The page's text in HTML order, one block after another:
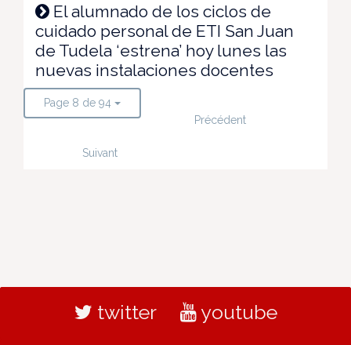
El alumnado de los ciclos de
cuidado personal de ETI San Juan
de Tudela ‘estrena’ hoy lunes las
nuevas instalaciones docentes
Page 8 de 94
Précédent
Suivant
twitter youtube